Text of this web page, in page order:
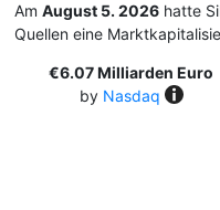
Am August 5. 2026 hatte
Quellen eine
€6.07 Milliarden Euro
by Nasdaq